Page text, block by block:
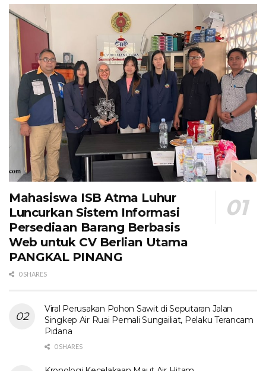
Mahasiswa ISB Atma Luhur
Luncurkan Sistem Informasi
Persediaan Barang Berbasis
Web untuk CV Berlian Utama​
PANGKAL PINANG
0 SHARES
Viral Perusakan Pohon Sawit di Seputaran Jalan
Singkep Air Ruai Pemali Sungailiat, Pelaku Terancam
Pidana
0 SHARES